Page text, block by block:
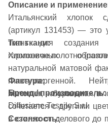
Описание и
Итальянский хлопок
(артикул 131453) — это
ткань для создания
гармоничных
натуральной матовой
гипоаллергенной.
является базовым в
сочетается с другими
в стилях от делового до
Тип ткани:
Хлопковое полотно
Фактура:
Матовая, натуральная,
Сезонность:
Бренд / производитель:
Diffusione Tessile S.r.l.